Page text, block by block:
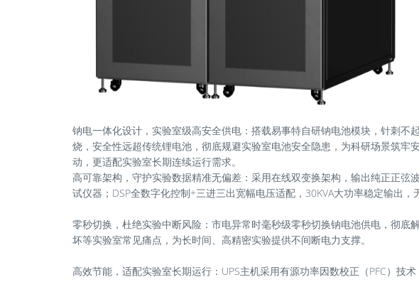
钠电一体化设计，实验室级高安全供电：搭载易事特自研钠电池模块，针刺不
烧，安全性远超传统锂电池，彻底规避实验室电池安全隐患，为科研场景筑牢
动，更适配实验室长期连续运行需求。
高可靠架构，守护实验数据精准无偏差：采用在线双变换架构，输出纯正正弦
试仪器；DSP全数字化控制+三进三出宽幅电压适配，30KVA大功率稳定输出，
零秒切换，杜绝实验中断风险：市电异常时毫秒级零秒切换钠电池供电，彻底
坏等实验室常见痛点，为长时间、高精密实验提供不间断电力支撑。
高效节能，适配实验室长期运行：UPS主机采用有源功率因数校正（PFC）技